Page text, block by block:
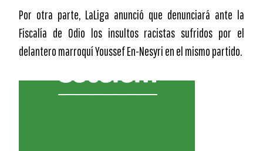
Por otra parte, LaLiga anunció que denunciará ante la
Fiscalía de Odio los insultos racistas sufridos por el
delantero marroquí Youssef En-Nesyri en el mismo partido.